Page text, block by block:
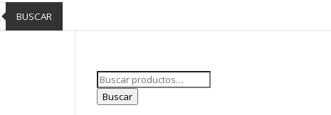
BUSCAR
Buscar
por:
Buscar